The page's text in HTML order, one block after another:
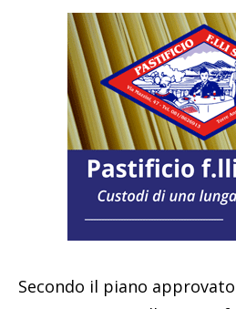
Secondo il piano